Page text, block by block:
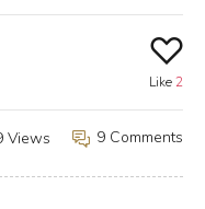
Like2
9 Comments
Views